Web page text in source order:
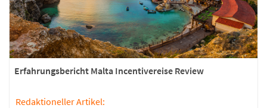
Erfahrungsbericht Malta Incentivereise Review
Redaktioneller Artikel: